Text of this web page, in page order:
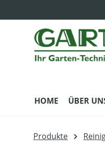
HOME ÜBER
Produkte